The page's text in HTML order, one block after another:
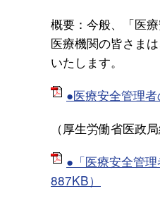
概要：今般、「医
医療機関の皆さま
いたします。
●医療安全管理
（厚生労働省医政
●「医療安全管
887KB）